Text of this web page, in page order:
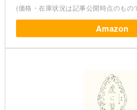
(価格・在庫状況は記事公開時点のもの
Amazon